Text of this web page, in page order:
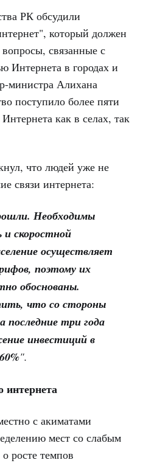
РК обсудили
который должен
связанные с
Интернета в городах и
министра Алихана
поступило более пяти
как в селах, так
что людей уже не
связи интернета:
Необходимы
и скоростной
осуществляет
поэтому их
обоснованы.
что со стороны
последние три года
инвестиций в
".
интернета
с акиматами
мест со слабым
росте темпов